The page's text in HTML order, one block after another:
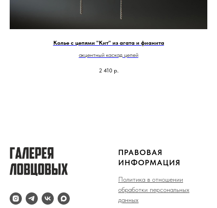
Колье с цепями "Кит" из агата и фианита
акцентный каскад цепей
2 410 р.
ПРАВОВАЯ
ИНФОРМАЦИЯ
Политика в отношении
обработки персональных
данных